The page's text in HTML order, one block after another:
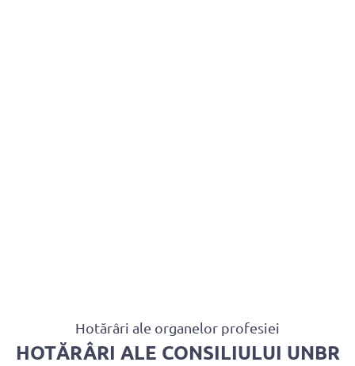
Hotărâri ale organelor profesiei
HOTĂRÂRI ALE CONSILIULUI UNBR